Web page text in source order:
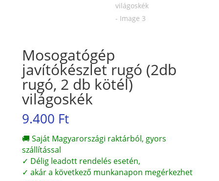
Mosogatógép
javítókészlet rugó (2db
rugó, 2 db kötél)
világoskék
9.400 Ft
🚚 Saját Magyarországi raktárból, gyors
szállítással
✓ Délig leadott rendelés esetén,
✓ akár a következő munkanapon megérkezhet